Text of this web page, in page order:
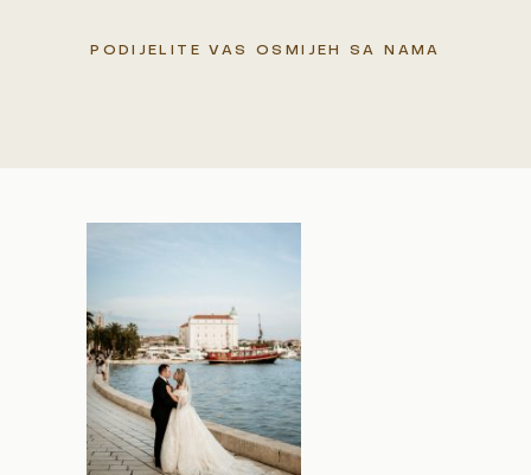
PODIJELITE VAS OSMIJEH SA NAMA